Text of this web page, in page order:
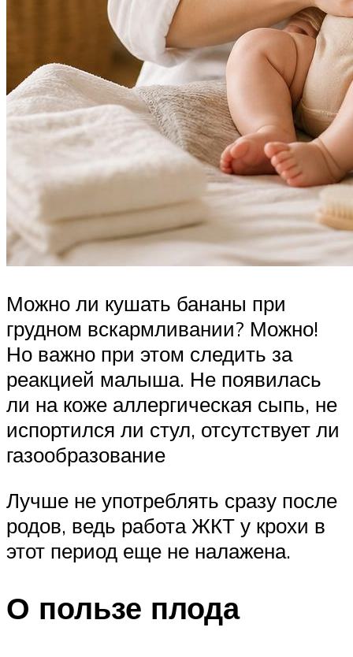
Можно ли кушать бананы при
грудном вскармливании? Можно!
Но важно при этом следить за
реакцией малыша. Не появилась
ли на коже аллергическая сыпь, не
испортился ли стул, отсутствует ли
газообразование
Лучше не употреблять сразу после
родов, ведь работа ЖКТ у крохи в
этот период еще не налажена.
О пользе плода